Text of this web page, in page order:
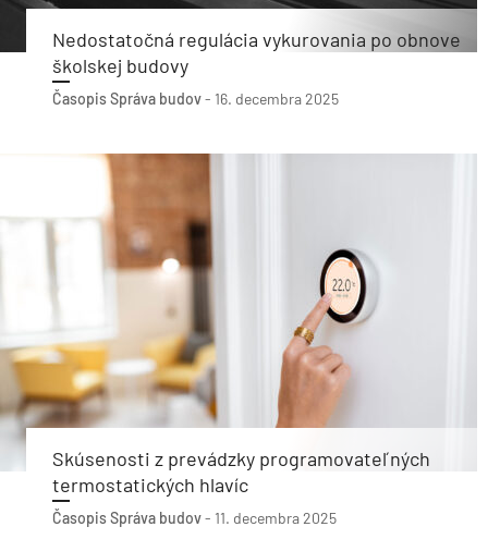
Nedostatočná regulácia vykurovania po obnove
školskej budovy
Časopis Správa budov- 16. decembra 2025
Skúsenosti z prevádzky programovateľných
termostatických hlavíc
Časopis Správa budov- 11. decembra 2025